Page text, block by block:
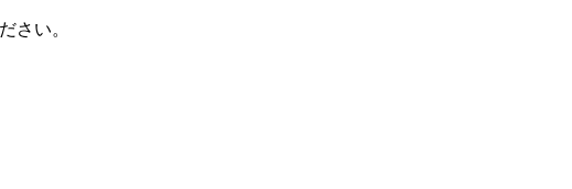
さい。